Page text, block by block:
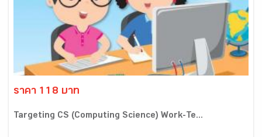
ราคา 118 บาท
Targeting CS (Computing Science) Work-Te...